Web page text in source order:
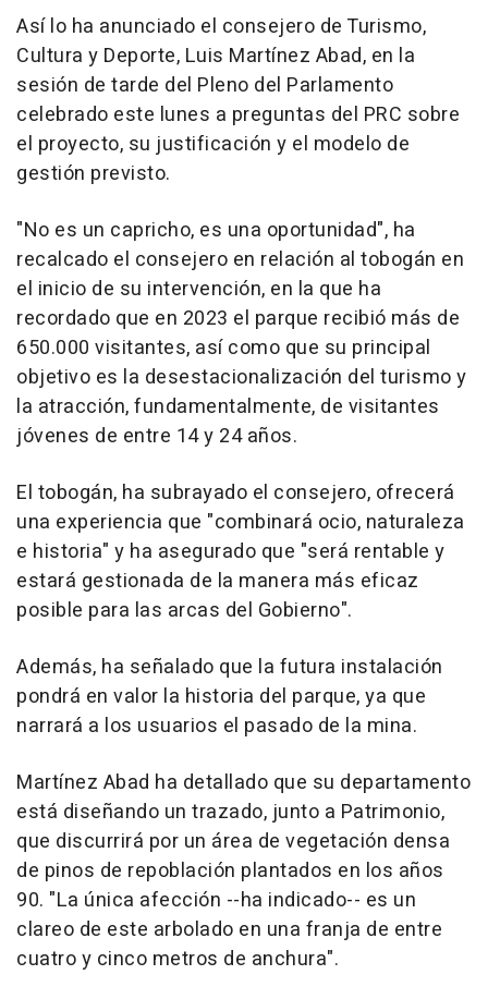
Así lo ha anunciado el consejero de Turismo,
Cultura y Deporte, Luis Martínez Abad, en la
sesión de tarde del Pleno del Parlamento
celebrado este lunes a preguntas del PRC sobre
el proyecto, su justificación y el modelo de
gestión previsto.
"No es un capricho, es una oportunidad", ha
recalcado el consejero en relación al tobogán en
el inicio de su intervención, en la que ha
recordado que en 2023 el parque recibió más de
650.000 visitantes, así como que su principal
objetivo es la desestacionalización del turismo y
la atracción, fundamentalmente, de visitantes
jóvenes de entre 14 y 24 años.
El tobogán, ha subrayado el consejero, ofrecerá
una experiencia que "combinará ocio, naturaleza
e historia" y ha asegurado que "será rentable y
estará gestionada de la manera más eficaz
posible para las arcas del Gobierno".
Además, ha señalado que la futura instalación
pondrá en valor la historia del parque, ya que
narrará a los usuarios el pasado de la mina.
Martínez Abad ha detallado que su departamento
está diseñando un trazado, junto a Patrimonio,
que discurrirá por un área de vegetación densa
de pinos de repoblación plantados en los años
90. "La única afección --ha indicado-- es un
clareo de este arbolado en una franja de entre
cuatro y cinco metros de anchura".